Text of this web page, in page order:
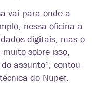
vai para onde a
nessa oficina a
digitais, mas o
sobre isso,
assunto”, contou
do Nupef.